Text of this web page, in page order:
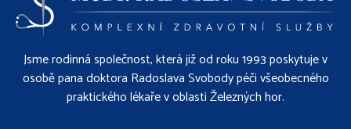
Jsme rodinná společnost, která již od roku 1993 poskytuje v
osobě pana doktora Radoslava Svobody péči všeobecného
praktického lékaře v oblasti Železných hor.